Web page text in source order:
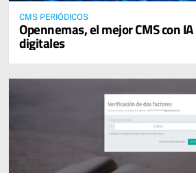
CMS PERIÓDICOS
Opennemas, el mejor CMS con
digitales